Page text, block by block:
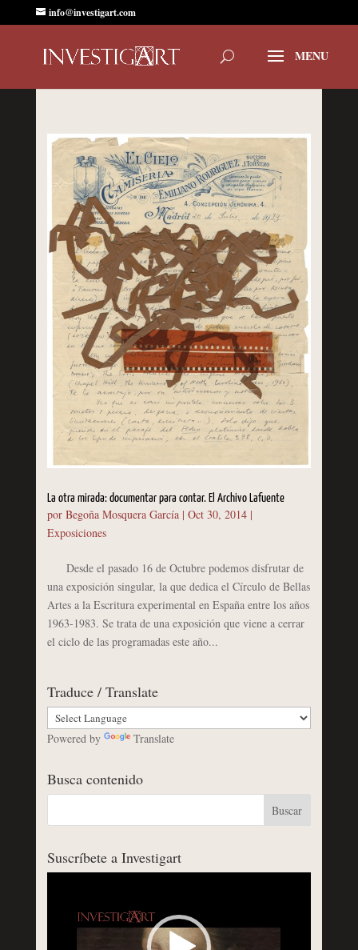
info@investigart.com
La otra mirada: documentar para contar. El Archivo Lafuente
por Begoña Mosquera García| Oct 30, 2014|
Exposiciones
Desde el pasado 16 de Octubre podemos disfrutar de
una exposición singular, la que dedica el Círculo de Bellas
Artes a la Escritura experimental en España entre los años
1963-1983. Se trata de una exposición que viene a cerrar
el ciclo de las programadas este año...
Traduce / Translate
Powered by Translate
Busca contenido
Suscríbete a Investigart